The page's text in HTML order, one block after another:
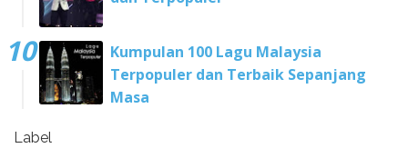
Kumpulan 100 Lagu Malaysia
Terpopuler dan Terbaik Sepanjang
Masa
Label